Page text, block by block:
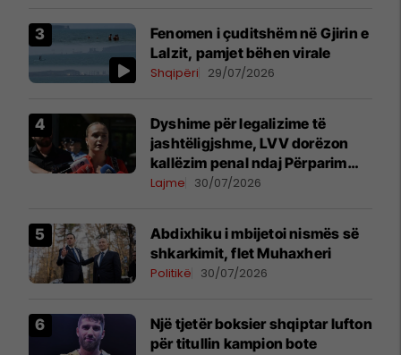
Fenomen i çuditshëm në Gjirin e
Lalzit, pamjet bëhen virale
Shqipëri 29/07/2026
Dyshime për legalizime të
jashtëligjshme, LVV dorëzon
kallëzim penal ndaj Përparim
Ramës dhe zyrtarëve të
Lajme 30/07/2026
Abdixhiku i mbijetoi nismës së
shkarkimit, flet Muhaxheri
Politikë 30/07/2026
Një tjetër boksier shqiptar lufton
për titullin kampion bote